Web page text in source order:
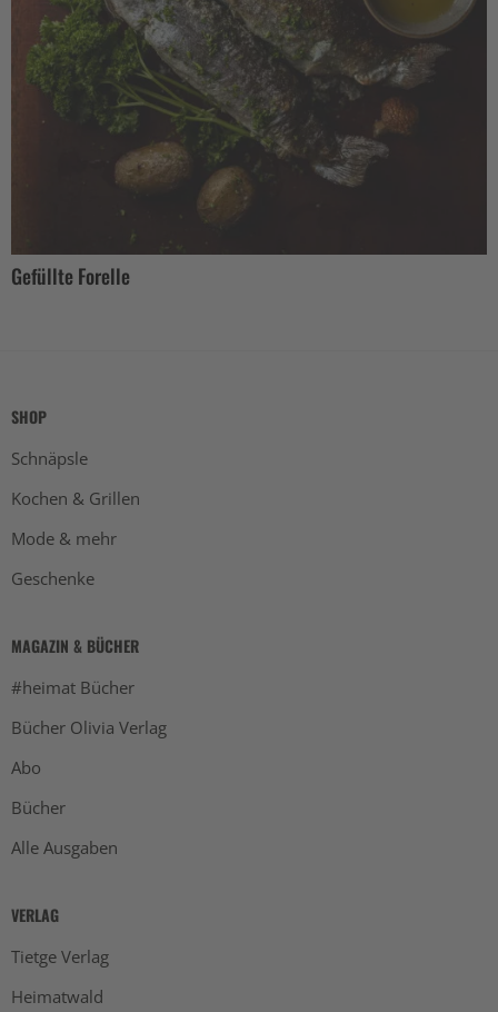
Gefüllte Forelle
SHOP
Schnäpsle
Kochen & Grillen
Mode & mehr
Geschenke
MAGAZIN & BÜCHER
#heimat Bücher
Bücher Olivia Verlag
Abo
Bücher
Alle Ausgaben
VERLAG
Tietge Verlag
Heimatwald